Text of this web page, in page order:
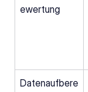
ewertung
Datenaufbere